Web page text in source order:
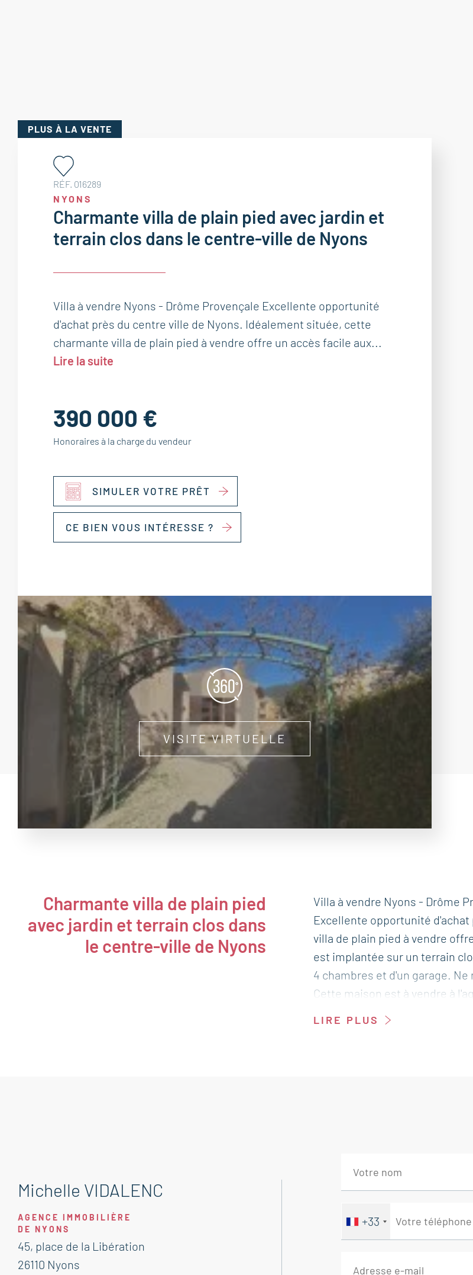
PLUS À LA VENTE
RÉF. 016289
NYONS
Charmante villa de plain pied avec jardin et
terrain clos dans le centre-ville de Nyons
Villa à vendre Nyons - Drôme Provençale Excellente opportunité
d'achat près du centre ville de Nyons. Idéalement située, cette
charmante villa de plain pied à vendre offre un accès facile aux...
Lire la suite
390 000 €
Honoraires à la charge du vendeur
SIMULER VOTRE PRÊT
CE BIEN VOUS INTÉRESSE ?
VISITE VIRTUELLE
Charmante villa de plain pied
avec jardin et terrain clos dans
le centre-ville de Nyons
Villa à vendre Nyons - Drôme
Excellente opportunité
villa de plain pied à vendre
est implantée sur un terrain
4 chambres et d'un garage.
Cette maison est à vendre à
Salle de bains douche et
Chambre Sud penderie 12 m²
LIRE PLUS
Michelle VIDALENC
AGENCE IMMOBILIÈRE
DE NYONS
45, place de la Libération
26110 Nyons
+33